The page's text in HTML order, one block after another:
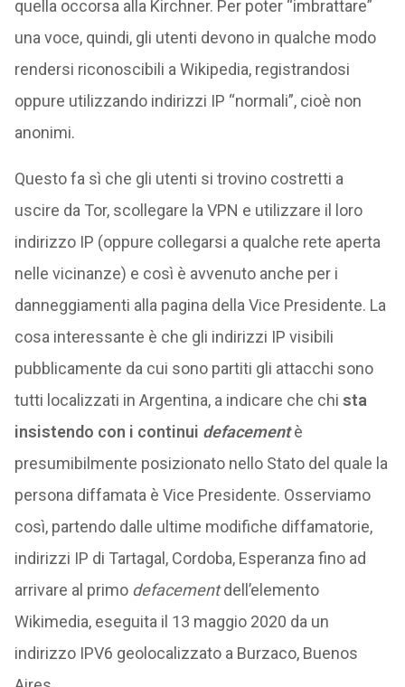
quella occorsa alla Kirchner. Per poter “imbrattare”
una voce, quindi, gli utenti devono in qualche modo
rendersi riconoscibili a Wikipedia, registrandosi
oppure utilizzando indirizzi IP “normali”, cioè non
anonimi.
Questo fa sì che gli utenti si trovino costretti a
uscire da Tor, scollegare la VPN e utilizzare il loro
indirizzo IP (oppure collegarsi a qualche rete aperta
nelle vicinanze) e così è avvenuto anche per i
danneggiamenti alla pagina della Vice Presidente. La
cosa interessante è che gli indirizzi IP visibili
pubblicamente da cui sono partiti gli attacchi sono
tutti localizzati in Argentina, a indicare che chi sta
insistendo con i continui defacementè
presumibilmente posizionato nello Stato del quale la
persona diffamata è Vice Presidente. Osserviamo
così, partendo dalle ultime modifiche diffamatorie,
indirizzi IP di Tartagal, Cordoba, Esperanza fino ad
arrivare al primo defacementdell’elemento
Wikimedia, eseguita il 13 maggio 2020 da un
indirizzo IPV6 geolocalizzato a Burzaco, Buenos